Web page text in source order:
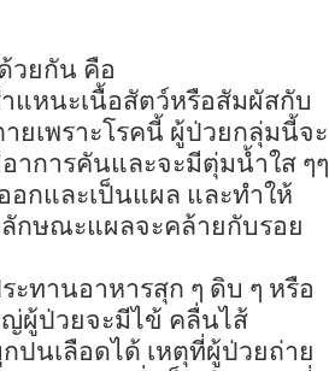
วยกัน คือ
แหนะเนื้อสัตว์หรือสัมผัสกับ
ยเพราะโรคนี้ ผู้ป่วยกลุ่มนี้จะ
าการคันและจะมีตุ่มน้ำใส ๆๆ
กและเป็นแผล และทำให้
ลักษณะแผลจะคล้ายกับรอย
ทานอาหารสุก ๆ ดิบ ๆ หรือ
ผู้ป่วยจะมีไข้ คลื่นไส้
ปนเลือดได้ เหตุที่ผู้ป่วยถ่าย